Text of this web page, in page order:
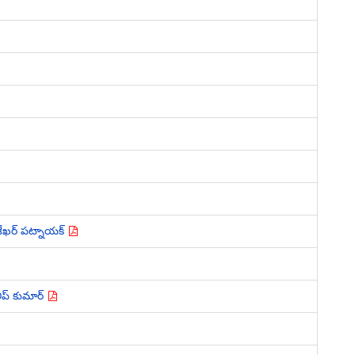
పట్నాయక్
కుమార్